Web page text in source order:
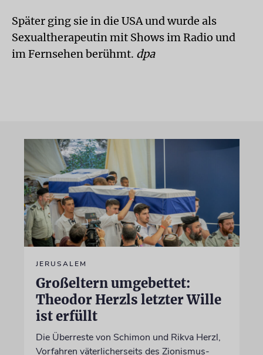
Später ging sie in die USA und wurde als
Sexualtherapeutin mit Shows im Radio und
im Fernsehen berühmt. dpa
JERUSALEM
Großeltern umgebettet:
Theodor Herzls letzter Wille
ist erfüllt
Die Überreste von Schimon und Rikva Herzl,
Vorfahren väterlicherseits des Zionismus-